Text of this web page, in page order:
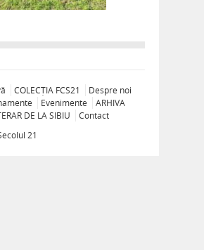
COLECȚIA FCS21
Despre noi
Evenimente
ARHIVA
DE LA SIBIU
Contact
21